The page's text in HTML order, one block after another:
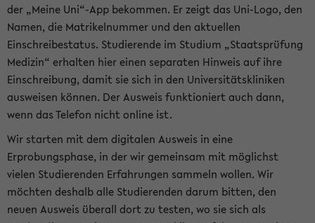
der „Meine Uni“-App bekommen. Er zeigt das Uni-Logo, den
Namen, die Matrikelnummer und den aktuellen
Einschreibestatus. Studierende im Studium „Staatsprüfung
Medizin“ erhalten hier einen separaten Hinweis auf ihre
Einschreibung, damit sie sich in den Universitätskliniken
ausweisen können. Der Ausweis funktioniert auch dann,
wenn das Telefon nicht online ist.
Wir starten mit dem digitalen Ausweis in eine
Erprobungsphase, in der wir gemeinsam mit möglichst
vielen Studierenden Erfahrungen sammeln wollen. Wir
möchten deshalb alle Studierenden darum bitten, den
neuen Ausweis überall dort zu testen, wo sie sich als